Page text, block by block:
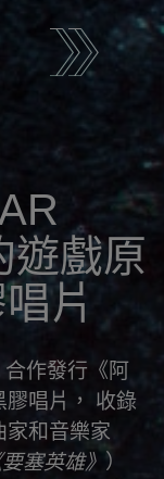
遊戲原
片
作發行《阿
膠唱片， 收錄
家和音樂家
塞英雄》 ）